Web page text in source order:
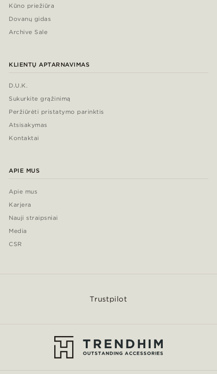
Kūno priežiūra
Dovanų gidas
Archive Sale
KLIENTŲ APTARNAVIMAS
D.U.K.
Sukurkite grąžinimą
Peržiūrėti pristatymo parinktis
Atsisakymas
Kontaktai
APIE MUS
Apie mus
Karjera
Nauji straipsniai
Media
CSR
Trustpilot